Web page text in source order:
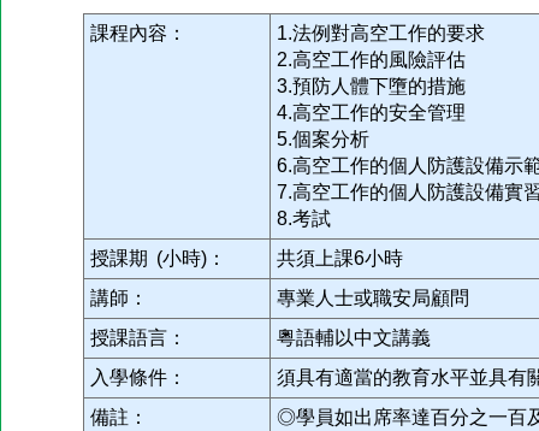
課程內容：
1.法例對高空工作的要求
2.高空工作的風險評估
3.預防人體下墮的措施
4.高空工作的安全管理
5.個案分析
6.高空工作的個人防護設備示
7.高空工作的個人防護設備實
8.考試
授課期 (小時)：
共須上課6小時
講師：
專業人士或職安局顧問
授課語言：
粵語輔以中文講義
入學條件：
須具有適當的教育水平並具有
備註：
◎學員如出席率達百分之一百